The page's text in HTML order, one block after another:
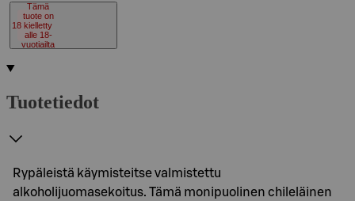
18
Tämä
tuote on
kielletty
alle 18-
vuotiailta
Tuotetiedot
Rypäleistä käymisteitse valmistettu
alkoholijuomasekoitus. Tämä monipuolinen chileläinen